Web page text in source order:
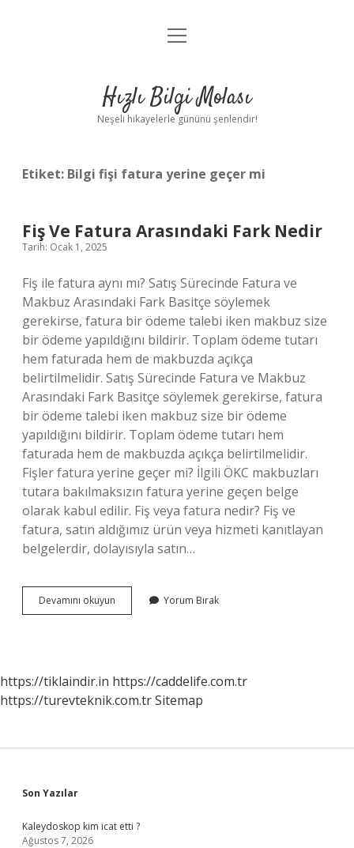
Anasayfa
Yasal Uyarı
menüyü
Hızlı Bilgi Molası
Neşeli hikayelerle gününü şenlendir!
Etiket: Bilgi fişi fatura yerine geçer mi
Fiş Ve Fatura Arasındaki Fark Nedir
Tarih: Ocak 1, 2025
Fiş ile fatura aynı mı? Satış Sürecinde Fatura ve
Makbuz Arasındaki Fark Basitçe söylemek
gerekirse, fatura bir ödeme talebi iken makbuz size
bir ödeme yapıldığını bildirir. Toplam ödeme tutarı
hem faturada hem de makbuzda açıkça
belirtilmelidir. Satış Sürecinde Fatura ve Makbuz
Arasındaki Fark Basitçe söylemek gerekirse, fatura
bir ödeme talebi iken makbuz size bir ödeme
yapıldığını bildirir. Toplam ödeme tutarı hem
faturada hem de makbuzda açıkça belirtilmelidir.
Fişler fatura yerine geçer mi? İlgili ÖKC makbuzları
tutara bakılmaksızın fatura yerine geçen belge
olarak kabul edilir. Fiş veya fatura nedir? Fiş ve
fatura, satın aldığımız ürün veya hizmeti kanıtlayan
belgelerdir, dolayısıyla satın…
Devamını okuyun
Ve
Yorum Bırak
https://tiklaindir.in https://caddelife.com.tr
https://turevteknik.com.trSitemap
Sidebar
Son Yazılar
Kaleydoskop kim icat etti ?
Ağustos 7, 2026